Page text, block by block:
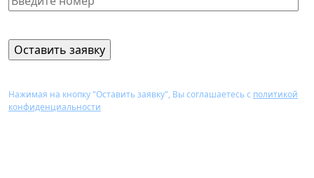
Нажимая на кнопку "Оставить заявку", Вы соглашаетесь с политикой
конфиденциальности